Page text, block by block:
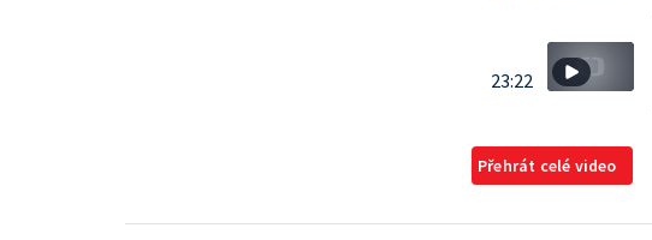
23:22
Přehrát celé video